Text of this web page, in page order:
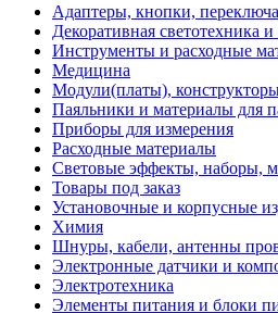
Адаптеры, кнопки,
Декоративная светотехника
Инструменты и расходные
Медицина
Модули(платы),
Паяльники и материалы для
Приборы для измерения
Расходные материалы
Световые эффекты, наборы,
Товары под заказ
Установочные и корпусные
Химия
Шнуры, кабели, антенны
Электронные датчики и
Электротехника
Элементы питания и блоки